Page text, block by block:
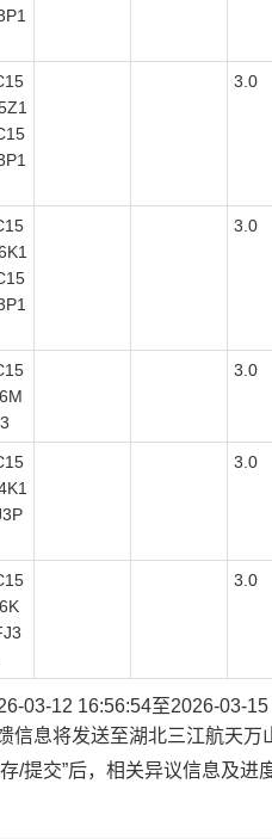
3.0
3.0
3.0
3.0
3.0
03-12 16:56:54至2026-03-
息将发送至湖北三江航天万
提交”后，相关异议信息及进